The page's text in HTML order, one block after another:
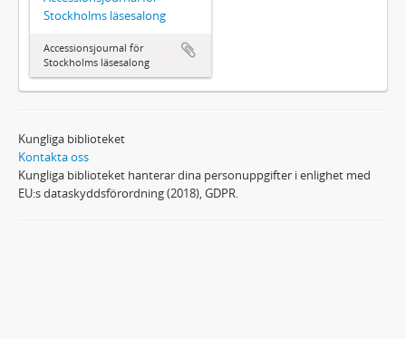
Stockholms läsesalong
Accessionsjournal för
Stockholms läsesalong
Kungliga biblioteket
Kontakta oss
Kungliga biblioteket hanterar dina personuppgifter i enlighet med
EU:s dataskyddsförordning (2018), GDPR.